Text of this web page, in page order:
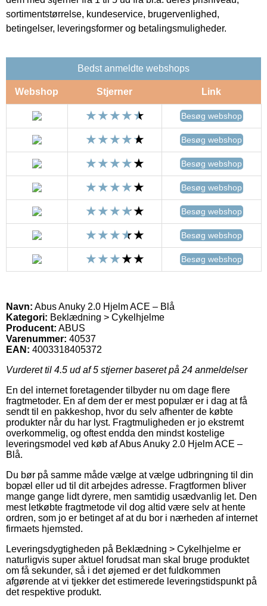
sortimentstørrelse, kundeservice, brugervenlighed,
betingelser, leveringsformer og betalingsmuligheder.
Bedst anmeldte webshops
Webshop Stjerner Link
Besøg webshop
Besøg webshop
Besøg webshop
Besøg webshop
Besøg webshop
Besøg webshop
Besøg webshop
Navn: Abus Anuky 2.0 Hjelm ACE – Blå
Kategori: Beklædning > Cykelhjelme
Producent: ABUS
Varenummer: 40537
EAN: 4003318405372
Vurderet til 4.5 ud af 5 stjerner baseret på 24 anmeldelser
En del internet foretagender tilbyder nu om dage flere
fragtmetoder. En af dem der er mest populær er i dag at få
sendt til en pakkeshop, hvor du selv afhenter de købte
produkter når du har lyst. Fragtmuligheden er jo ekstremt
overkommelig, og oftest endda den mindst kostelige
leveringsmodel ved køb af Abus Anuky 2.0 Hjelm ACE –
Blå.
Du bør på samme måde vælge at vælge udbringning til din
bopæl eller ud til dit arbejdes adresse. Fragtformen bliver
mange gange lidt dyrere, men samtidig usædvanlig let. Den
mest letkøbte fragtmetode vil dog altid være selv at hente
ordren, som jo er betinget af at du bor i nærheden af internet
firmaets hjemsted.
Leveringsdygtigheden på Beklædning > Cykelhjelme er
naturligvis super aktuel forudsat man skal bruge produktet
om få sekunder, så i det øjemed er det fuldkommen
afgørende at vi tjekker det estimerede leveringstidspunkt på
det respektive produkt.